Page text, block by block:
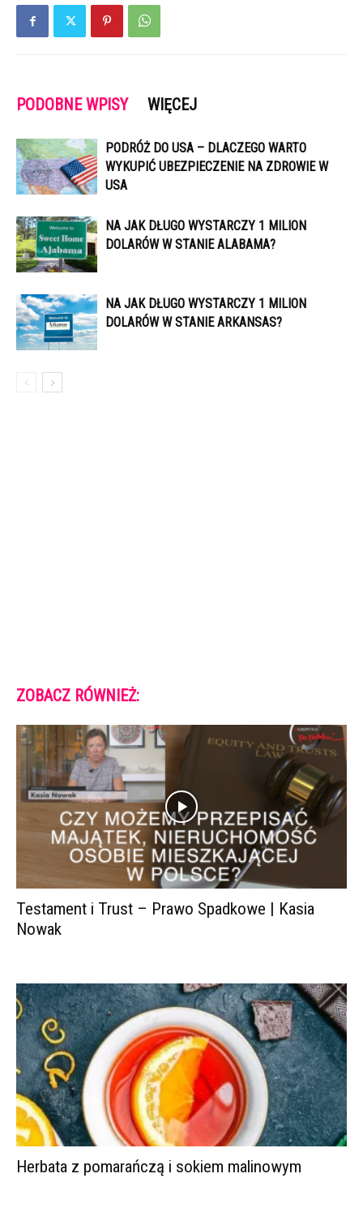
PODOBNE WPISY WIĘCEJ
PODRÓŻ DO USA – DLACZEGO WARTO
WYKUPIĆ UBEZPIECZENIE NA ZDROWIE W
USA
NA JAK DŁUGO WYSTARCZY 1 MILION
DOLARÓW W STANIE ALABAMA?
NA JAK DŁUGO WYSTARCZY 1 MILION
DOLARÓW W STANIE ARKANSAS?
ZOBACZ RÓWNIEŻ:
Testament i Trust – Prawo Spadkowe | Kasia
Nowak
Herbata z pomarańczą i sokiem malinowym